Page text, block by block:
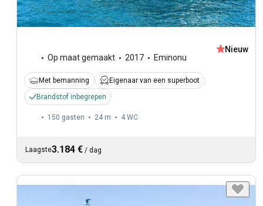
Op maat gemaakt 2017 Eminonu
Nieuw
Met bemanning
Eigenaar van een superboot
Brandstof inbegrepen
150 gasten 24 m 4 WC
Laagste3.184 € / dag